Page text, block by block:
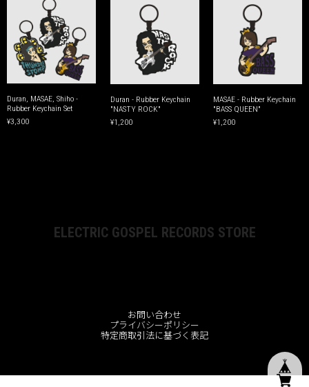
Duran, MASAE, Shiho -
Rubber Keychain Set
¥3,300
Duran - Rubber Keychain
"NASTY ROCK"
¥1,200
MASAE - Rubber Keychain
"BASS QUEEN"
¥1,200
ELECTRIC GOSPEL RECORDS STORE
お問い合わせ
プライバシーポリシー
特定商取引法に基づく表記